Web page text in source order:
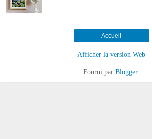
Accueil
Afficher la version Web
Fourni par Blogger.